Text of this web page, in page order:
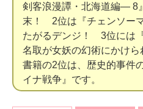
剣客浪漫譚・北海道編― 8
末！ 2位は『チェンソー
たがるデンジ！ 3位には
名取が女妖の幻術にかけ
書籍の2位は、歴史的事件
イナ戦争』です。